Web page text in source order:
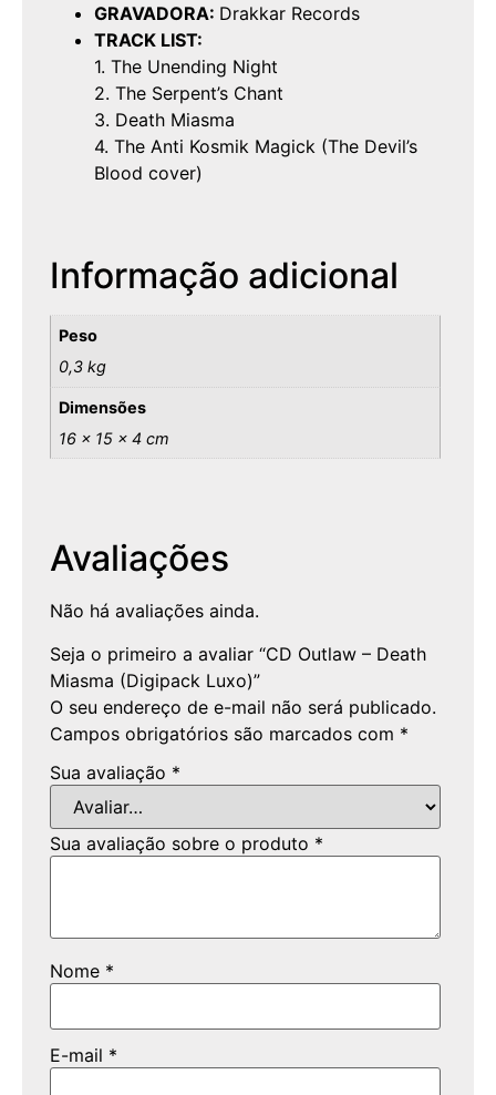
GRAVADORA: Drakkar Records
TRACK LIST:
1. The Unending Night
2. The Serpent’s Chant
3. Death Miasma
4. The Anti Kosmik Magick (The Devil’s
Blood cover)
Informação adicional
Peso
0,3 kg
Dimensões
16 × 15 × 4 cm
Avaliações
Não há avaliações ainda.
Seja o primeiro a avaliar “CD Outlaw – Death
Miasma (Digipack Luxo)”
O seu endereço de e-mail não será publicado.
Campos obrigatórios são marcados com *
Sua avaliação *
Sua avaliação sobre o produto *
Nome *
E-mail *